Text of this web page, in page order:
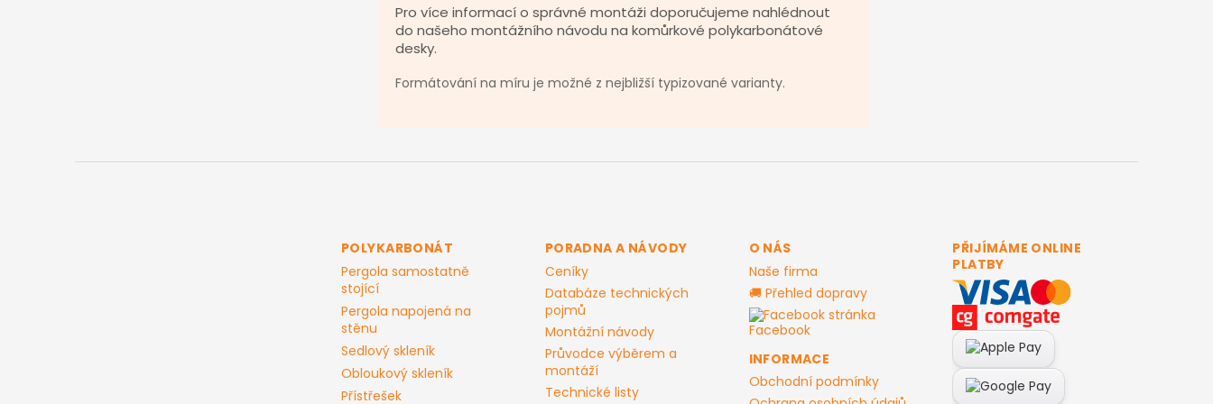
Pro více informací o správné montáži doporučujeme nahlédnout
do našeho montážního návodu na komůrkové polykarbonátové
desky.
Formátování na míru je možné z nejbližší typizované varianty.
POLYKARBONÁT
Pergola samostatně
stojící
Pergola napojená na
stěnu
Sedlový skleník
Obloukový skleník
Přístřešek
PORADNA A NÁVODY
Ceníky
Databáze technických
pojmů
Montážní návody
Průvodce výběrem a
montáží
Technické listy
O NÁS
Naše firma
🚚 Přehled dopravy
Facebook stránka
INFORMACE
Obchodní podmínky
PŘIJÍMÁME ONLINE
PLATBY